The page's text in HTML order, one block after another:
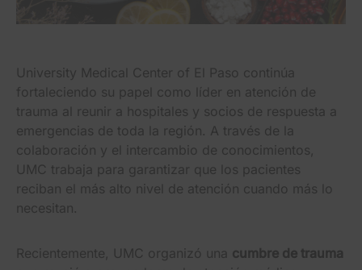
University Medical Center of El Paso continúa
fortaleciendo su papel como líder en atención de
trauma al reunir a hospitales y socios de respuesta a
emergencias de toda la región. A través de la
colaboración y el intercambio de conocimientos,
UMC trabaja para garantizar que los pacientes
reciban el más alto nivel de atención cuando más lo
necesitan.
Recientemente, UMC organizó una cumbre de trauma